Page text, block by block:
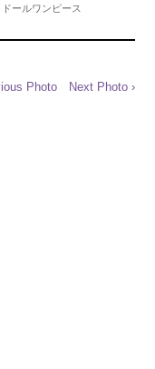
ールワンピース
Photo Next Photo ›